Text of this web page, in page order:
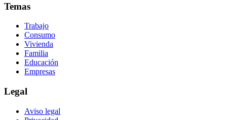
Temas
Trabajo
Consumo
Vivienda
Familia
Educación
Empresas
Legal
Aviso legal